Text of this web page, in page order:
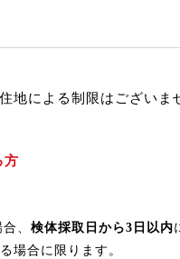
地による制限はございま
方
、 検体採取日から3日以内
場合に限ります。